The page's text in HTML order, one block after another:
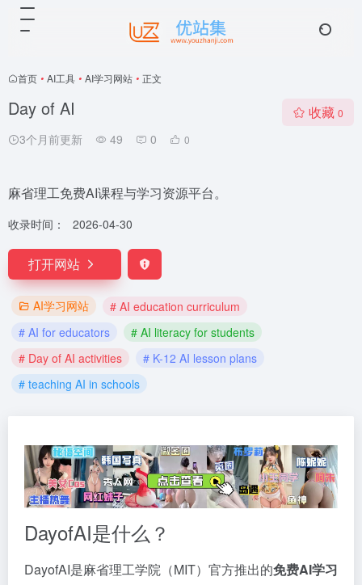
首页 • AI工具 • AI学习网站 • 正文
Day of AI
3个月前更新 49 0 0
收藏 0
麻省理工免费AI课程与学习资源平台。
收录时间： 2026-04-30
打开网站
AI学习网站
# AI education curriculum
# AI for educators
# AI literacy for students
# Day of AI activities
# K-12 AI lesson plans
# teaching AI in schools
DayofAI是什么？
DayofAI是麻省理工学院（MIT）官方推出的免费AI学习